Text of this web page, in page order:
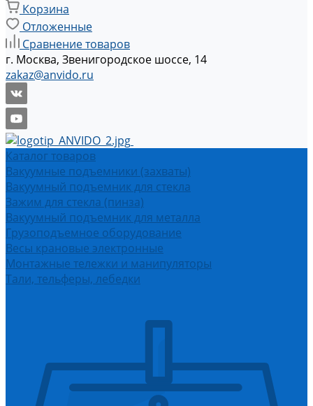
Корзина
Отложенные
Сравнение товаров
г. Москва, Звенигородское шоссе, 14
zakaz@anvido.ru
Каталог товаров
Вакуумные подъемники (захваты)
Вакуумный подъемник для стекла
Зажим для стекла (пинза)
Вакуумный подъемник для металла
Грузоподъемное оборудование
Весы крановые электронные
Монтажные тележки и манипуляторы
Тали, тельферы, лебедки